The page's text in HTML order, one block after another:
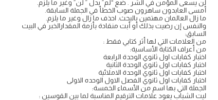
لن يسعى المؤمن في الشر . ضع “لم” بدل ” لن” وغير ما يلزم.
أمسى العابدون ساهرون صوب الخطأ في الجملة السابقة.
ما زال العالمان مهتمين بالبحث. احذف ما زال وغير ما يلزم.
والنفس إن رضيت بذلك أو أبت منقادة بأزمة المقدارالخبر في البيت
السابق:
من العلامات التي لها أثر كتابي فقط :
من أعراف الكتابة الأساسية:
اختبار كفايات اول ثانوي الوحدة الرابعة
اختبار كفايات اول ثانوي الوحدة الثانية
اختبار كفايات اول ثانوي الوحدة الاملائية
اختبار كفايات اول ثانوي الفصل الاول الوحده الاولى
الجملة التي بها اسم من الأسماء الخمسة:
ليت الشباب يعود علامات الترقيم المناسبة لما بين القوسين :